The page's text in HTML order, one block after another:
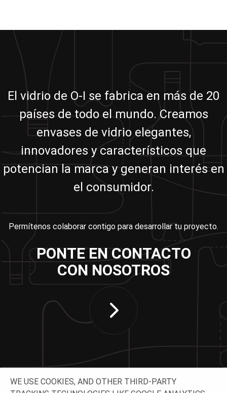
El vidrio de O-I se fabrica en más de 20
países de todo el mundo. Creamos
envases de vidrio elegantes,
innovadores y característicos que
potencian la marca y generan interés en
el consumidor.
Permítenos colaborar contigo para desarrollar tu proyecto.
PONTE EN CONTACTO
CON NOSOTROS
WE USE COOKIES, AND OTHER THIRD-PARTY